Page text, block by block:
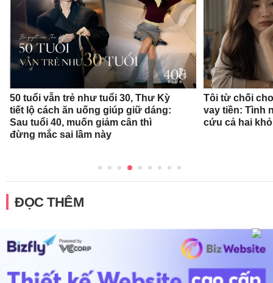
50 tuổi vẫn trẻ như tuổi 30, Thư Kỳ
tiết lộ cách ăn uống giúp giữ dáng:
Sau tuổi 40, muốn giảm cân thì
đừng mắc sai lầm này
Tôi từ chối
vay tiền: Tình
cứu cả hai
ĐỌC THÊM